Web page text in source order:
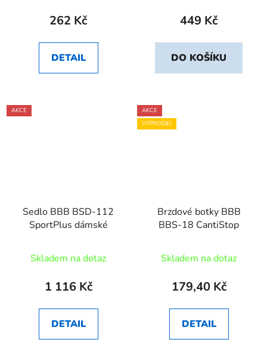
262 Kč
DETAIL
449 Kč
DO KOŠÍKU
AKCE
Sedlo BBB BSD-112
SportPlus dámské
Skladem na dotaz
1 116 Kč
DETAIL
AKCE
VÝPRODEJ
Brzdové botky BBB
BBS-18 CantiStop
Skladem na dotaz
179,40 Kč
DETAIL